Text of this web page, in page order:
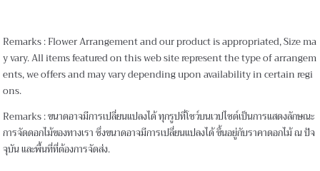
Remarks : Flower Arrangement and our product is appropriated, Size ma
y vary. All items featured on this web site represent the type of arrangem
ents, we offers and may vary depending upon availability in certain regi
ons.
Remarks : ขนาดอาจมีการเปลี่ยนแปลงได้ ทุกรูปที่โชว์บนเวปไซด์เป็นการแสดงลักษณะ
การจัดดอกไม้ของทางเรา ซึ่งขนาดอาจมีการเปลี่ยนแปลงได้ ขึ้นอยู่กับราคาดอกไม้ ณ ปัจ
จุบัน และพื้นที่ที่ต้องการจัดส่ง.